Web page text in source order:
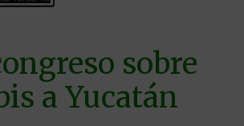
sobre
a Yucatán